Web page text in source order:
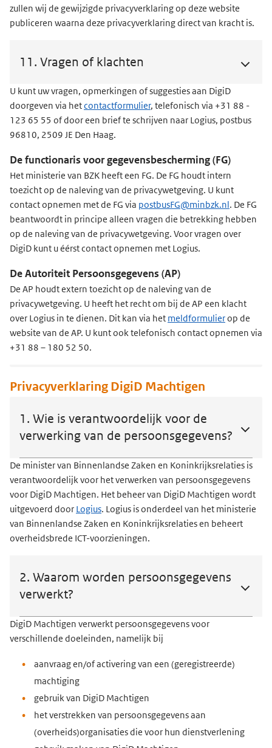
zullen wij de gewijzigde privacyverklaring op deze website
publiceren waarna deze privacyverklaring direct van kracht is.
11. Vragen of klachten
U kunt uw vragen, opmerkingen of suggesties aan DigiD
doorgeven via hetcontactformulier, telefonisch via +31 88 -
123 65 55 of door een brief te schrijven naar Logius, postbus
96810, 2509 JE Den Haag.
De functionaris voor gegevensbescherming (FG)
Het ministerie van BZK heeft een FG. De FG houdt intern
toezicht op de naleving van de privacywetgeving. U kunt
contact opnemen met de FG via postbusFG@minbzk.nl. De FG
beantwoordt in principe alleen vragen die betrekking hebben
op de naleving van de privacywetgeving. Voor vragen over
DigiD kunt u éérst contact opnemen met Logius.
De Autoriteit Persoonsgegevens (AP)
De AP houdt extern toezicht op de naleving van de
privacywetgeving. U heeft het recht om bij de AP een klacht
over Logius in te dienen. Dit kan via het meldformulierop de
website van de AP. U kunt ook telefonisch contact opnemen via
+31 88 – 180 52 50.
Privacyverklaring DigiD Machtigen
1. Wie is verantwoordelijk voor de
verwerking van de persoonsgegevens?
De minister van Binnenlandse Zaken en Koninkrijksrelaties is
verantwoordelijk voor het verwerken van persoonsgegevens
voor DigiD Machtigen. Het beheer van DigiD Machtigen wordt
uitgevoerd door Logius. Logius is onderdeel van het ministerie
van Binnenlandse Zaken en Koninkrijksrelaties en beheert
overheidsbrede ICT-voorzieningen.
2. Waarom worden persoonsgegevens
verwerkt?
DigiD Machtigen verwerkt persoonsgegevens voor
verschillende doeleinden, namelijk bij
aanvraag en/of activering van een (geregistreerde)
machtiging
gebruik van DigiD Machtigen
het verstrekken van persoonsgegevens aan
(overheids)organisaties die voor hun dienstverlening